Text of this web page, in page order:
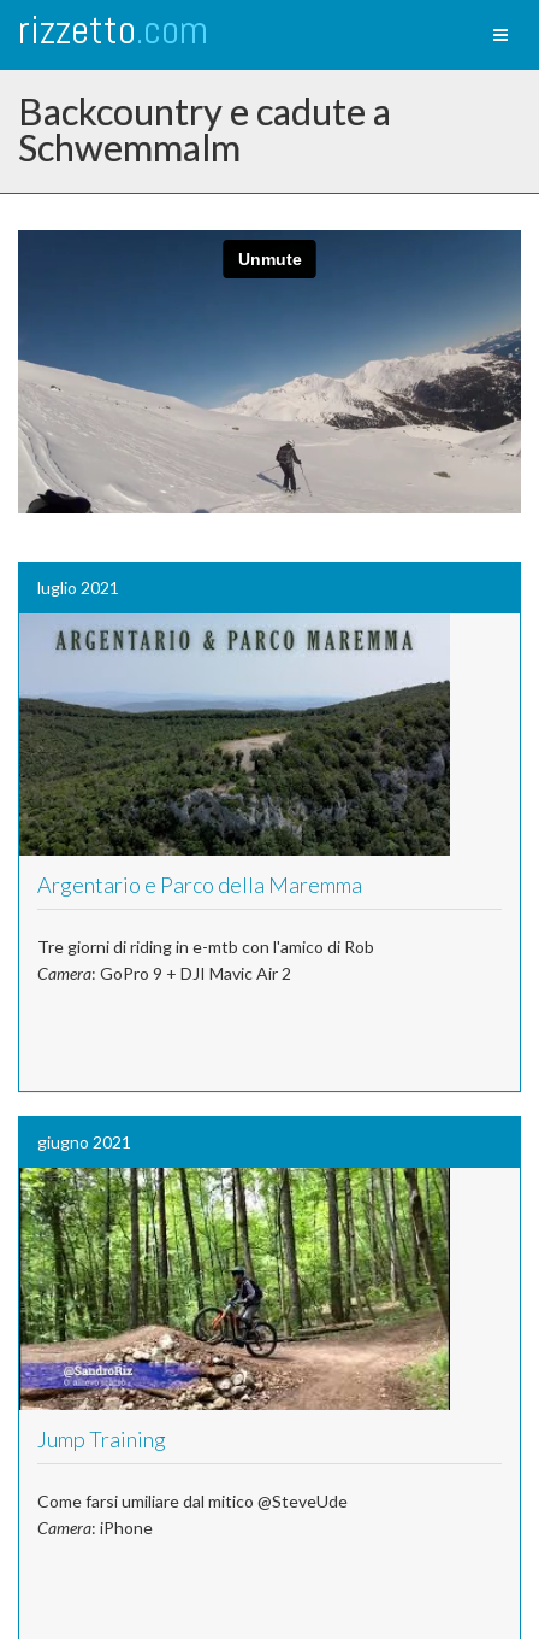
rizzetto.com
Backcountry e cadute a
Schwemmalm
luglio 2021
Argentario e Parco della Maremma
Tre giorni di riding in e-mtb con l'amico di Rob
Camera: GoPro 9 + DJI Mavic Air 2
giugno 2021
Jump Training
Come farsi umiliare dal mitico @SteveUde
Camera: iPhone